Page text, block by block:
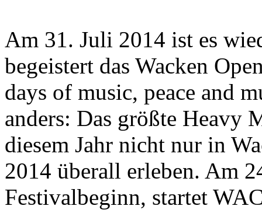
Am 31. Juli 2014 ist es
begeistert das Wacken
days of music, peace and
anders: Das größte Heavy
diesem Jahr nicht nur in
2014 überall erleben. Am
Festivalbeginn, startet